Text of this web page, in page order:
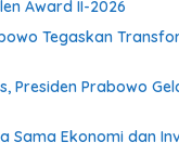
Award II-2026
Tegaskan
Presiden Prabowo
Sama Ekonomi dan